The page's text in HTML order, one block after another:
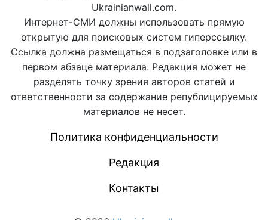
Ukrainianwall.com.
Интернет-СМИ должны использовать прямую
открытую для поисковых систем гиперссылку.
Ссылка должна размещаться в подзаголовке или в
первом абзаце материала. Редакция может не
разделять точку зрения авторов статей и
ответственности за содержание републицируемых
материалов не несет.
Политика конфиденциальности
Редакция
Контакты